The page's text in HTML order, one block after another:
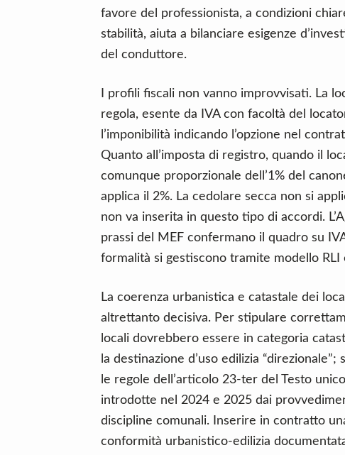
favore del professionista, a condizioni
stabilità, aiuta a bilanciare esigenze
del conduttore.
I profili fiscali non vanno improvvisati. La
regola, esente da IVA con facoltà del
l’imponibilità indicando l’opzione nel
Quanto all’imposta di registro, quando il
comunque proporzionale dell’1% del
applica il 2%. La cedolare secca non si
non va inserita in questo tipo di accordi.
prassi del MEF confermano il quadro su
formalità si gestiscono tramite modello
La coerenza urbanistica e catastale dei
altrettanto decisiva. Per stipulare
locali dovrebbero essere in categoria
la destinazione d’uso edilizia
le regole dell’articolo 23-ter del Testo
introdotte nel 2024 e 2025 dai
discipline comunali. Inserire in contratto
conformità urbanistico-edilizia